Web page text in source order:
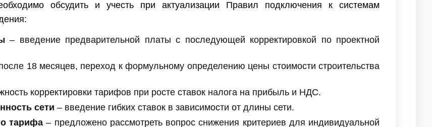
обсудить и учесть при актуализации Правил подключения к системам
– введение предварительной платы с последующей корректировкой по проектной
18 месяцев, переход к формульному определению цены стоимости строительства
корректировки тарифов при росте ставок налога на прибыль и НДС.
сети – введение гибких ставок в зависимости от длины сети.
тарифа – предложено рассмотреть вопрос снижения критериев для индивидуальной